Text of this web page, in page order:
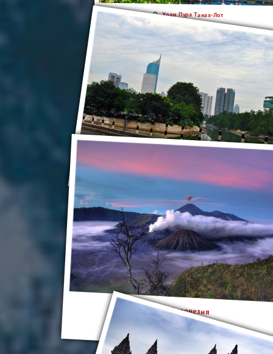
Храм Пура Танах-Лот
Индонезия